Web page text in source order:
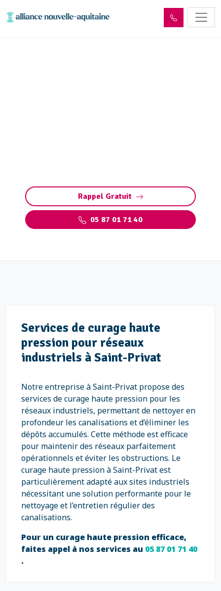
Rappel Gratuit
05 87 01 71 40
Services de curage haute
pression pour réseaux
industriels à Saint-Privat
Notre entreprise à Saint-Privat propose des
services de curage haute pression pour les
réseaux industriels, permettant de nettoyer en
profondeur les canalisations et d’éliminer les
dépôts accumulés. Cette méthode est efficace
pour maintenir des réseaux parfaitement
opérationnels et éviter les obstructions. Le
curage haute pression à Saint-Privat est
particulièrement adapté aux sites industriels
nécessitant une solution performante pour le
nettoyage et l’entretien régulier des
canalisations.
Pour un curage haute pression efficace,
faites appel à nos services au 05 87 01 71 40
.